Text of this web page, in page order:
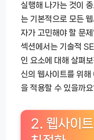
실행해 나가는 것이 중
는 기본적으로 모든
자가 고민해야 할 문
섹션에서는 기술적
인 요소에 대해 살펴
신의 웹사이트를 위해
을 적용할 수 있을까
2. 웹사이